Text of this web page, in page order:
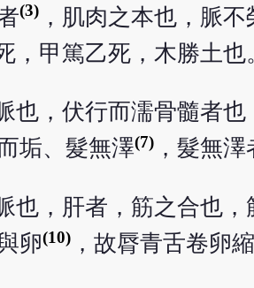
(3)，肌肉之本也，脈
甲篤乙死，木勝土也
也，伏行而濡骨髓者
垢、髮無澤(7)，髮無澤
也，肝者，筋之合也，
卵(10)，故脣青舌卷卵